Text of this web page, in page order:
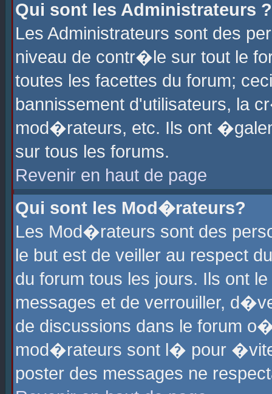
Qui sont les Administrateurs ?
Les Administrateurs sont des
niveau de contr�le sur tout le
toutes les facettes du forum;
bannissement d'utilisateurs, la
mod�rateurs, etc. Ils ont
sur tous les forums.
Revenir en haut de page
Qui sont les Mod�rateurs?
Les Mod�rateurs sont des
le but est de veiller au respect
du forum tous les jours. Ils ont
messages et de verrouiller,
de discussions dans le forum
mod�rateurs sont l� pour
poster des messages ne